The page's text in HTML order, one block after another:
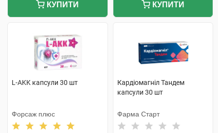
КУПИТИ КУПИТИ
L-AKK капсули 30 шт
Форсаж плюс
Кардіомагніл Тандем
капсули 30 шт
Фарма Старт